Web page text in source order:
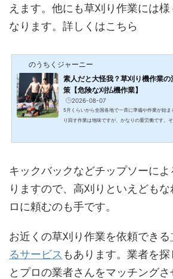
えます。他にも草刈り作業には
なります。詳しくはこちら
のうちくジャーニー
素人だと大怪我？草刈り機作業
策【危険な刈払機作業】
2026-08-07
5月くらいから全国各地で一斉に準備や作業が始
り回す作業は地味ですが、かなりの重労働です。
は起こりやすくなります。また炎天下で意識がボ
キックバックなどチップソーに
りますので、高刈りといえども
ロに頼むのも手です。
お近くの草刈り作業を依頼できる
るサービス もあります。業者を
とプロの業者さんをマッチング